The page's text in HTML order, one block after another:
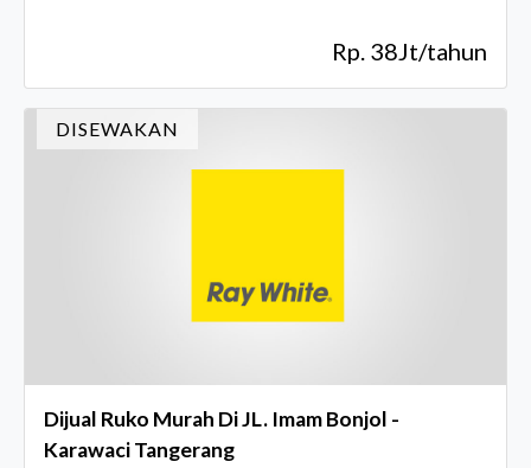
Rp. 38Jt/tahun
DISEWAKAN
Dijual Ruko Murah Di JL. Imam Bonjol -
Karawaci Tangerang